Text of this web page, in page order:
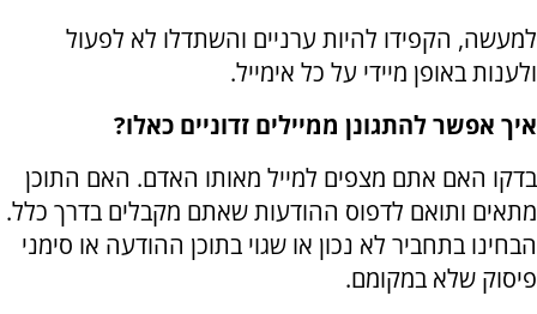
למעשה, הקפידו להיות ערניים והשתדלו לא לפעול
ולענות באופן מיידי על כל אימייל.
איך אפשר להתגונן ממיילים זדוניים כאלו?
בדקו האם אתם מצפים למייל מאותו האדם. האם התוכן
מתאים ותואם לדפוס ההודעות שאתם מקבלים בדרך כלל.
הבחינו בתחביר לא נכון או שגוי בתוכן ההודעה או סימני
פיסוק שלא במקומם.